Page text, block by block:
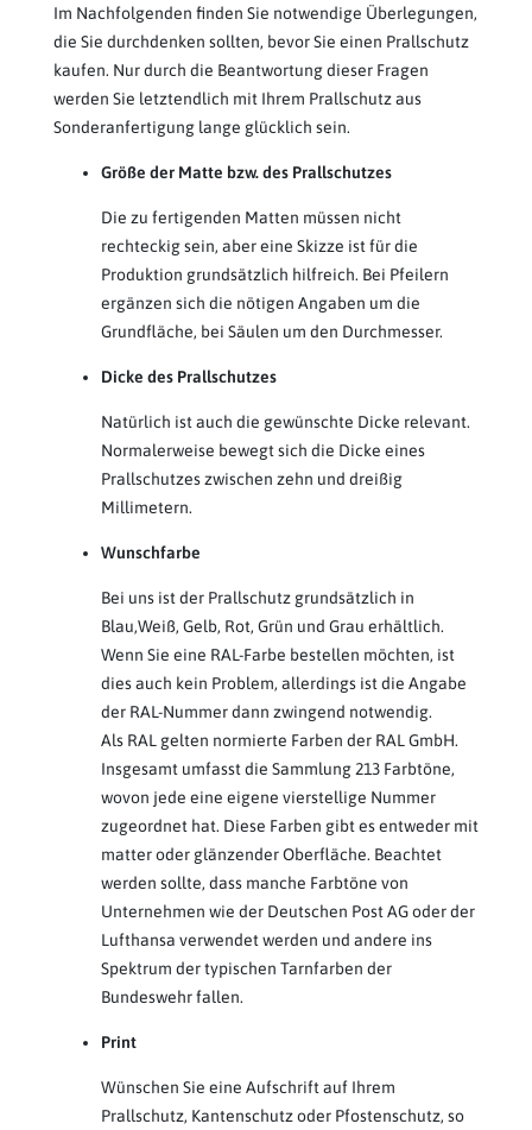
Im Nachfolgenden finden Sie notwendige Überlegungen,
die Sie durchdenken sollten, bevor Sie einen Prallschutz
kaufen. Nur durch die Beantwortung dieser Fragen
werden Sie letztendlich mit Ihrem Prallschutz aus
Sonderanfertigung lange glücklich sein.
Größe der Matte bzw. des Prallschutzes
Die zu fertigenden Matten müssen nicht
rechteckig sein, aber eine Skizze ist für die
Produktion grundsätzlich hilfreich. Bei Pfeilern
ergänzen sich die nötigen Angaben um die
Grundfläche, bei Säulen um den Durchmesser.
Dicke des Prallschutzes
Natürlich ist auch die gewünschte Dicke relevant.
Normalerweise bewegt sich die Dicke eines
Prallschutzes zwischen zehn und dreißig
Millimetern.
Wunschfarbe
Bei uns ist der Prallschutz grundsätzlich in
Blau,Weiß, Gelb, Rot, Grün und Grau erhältlich.
Wenn Sie eine RAL-Farbe bestellen möchten, ist
dies auch kein Problem, allerdings ist die Angabe
der RAL-Nummer dann zwingend notwendig.
Als RAL gelten normierte Farben der RAL GmbH.
Insgesamt umfasst die Sammlung 213 Farbtöne,
wovon jede eine eigene vierstellige Nummer
zugeordnet hat. Diese Farben gibt es entweder mit
matter oder glänzender Oberfläche. Beachtet
werden sollte, dass manche Farbtöne von
Unternehmen wie der Deutschen Post AG oder der
Lufthansa verwendet werden und andere ins
Spektrum der typischen Tarnfarben der
Bundeswehr fallen.
Print
Wünschen Sie eine Aufschrift auf Ihrem
Prallschutz, Kantenschutz oder Pfostenschutz, so